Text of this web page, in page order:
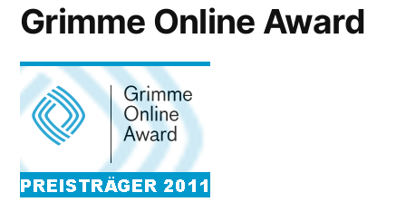
Grimme Online Award